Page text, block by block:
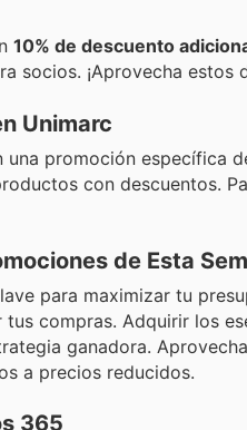
10% de descuento
socios. ¡Aprovecha
Unimarc
promoción específica
con descuentos.
de Esta
para maximizar tu
compras. Adquirir los
ganadora.
a precios reducidos.
365